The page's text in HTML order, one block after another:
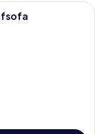
mit Bett,